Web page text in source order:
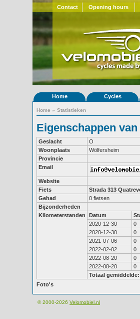
Contact Opening hours
Home Cycles
Home » Statistieken
Eigenschappen
Geslacht
O
Woonplaats
Wölfersheim
Provincie
Email
Website
Fiets
Strada 313
Gehad
0 fietsen
Bijzonderheden
Kilometerstanden
Datum
2020-12-30
0
2020-12-30
0
2021-07-06
0
2022-02-02
0
2022-08-20
0
2022-08-20
0
Totaal gemiddelde:
Foto's
© 2000-2026 Velomobiel.nl